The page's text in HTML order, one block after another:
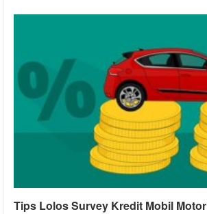
Tips Lolos Survey Kredit Mobil Motor